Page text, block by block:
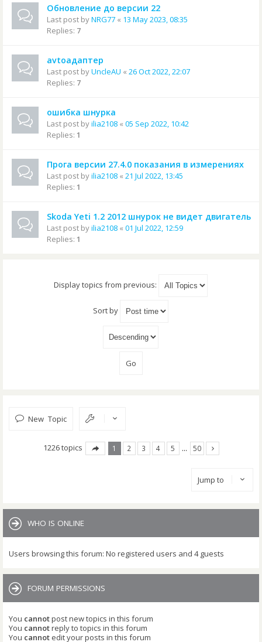
Обновление до версии 22
Last post byNRG77 « 13 May 2023, 08:35
Replies: 7
avtoадаптер
Last post byUncleAU « 26 Oct 2022, 22:07
Replies: 7
ошибка шнурка
Last post byilia2108 « 05 Sep 2022, 10:42
Replies: 1
Прога версии 27.4.0 показания в измерениях
Last post byilia2108 « 21 Jul 2022, 13:45
Replies: 1
Skoda Yeti 1.2 2012 шнурок не видет двигатель
Last post byilia2108 « 01 Jul 2022, 12:59
Replies: 1
Display topics from previous:
Sort by
New Topic
1226 topics 1 2 3 4 5 … 50
Jump to
WHO IS ONLINE
Users browsing this forum: No registered users and 4 guests
FORUM PERMISSIONS
You cannotpost new topics in this forum
You cannotreply to topics in this forum
You cannot edit your posts in this forum